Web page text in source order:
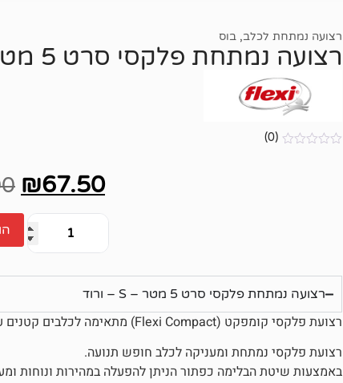
רצועה נמתחת לכלב, בוס
רצועה נמתחת פלקסי סרט 5 מטר – S – ורוד
(0)
₪67.50
רצועה נמתחת פלקסי סרט 5 מטר – S – ורוד
רצועת פלקסי קומפקט (Flexi Compact) מתאימה לכלבים קטנים עד 15 ק"ג.
רצועת פלקסי נמתחת ומעניקה לכלב חופש תנועה.
באמצעות שיטת הבלימה כפתור הניתן להפעלה במהירות ונוחות